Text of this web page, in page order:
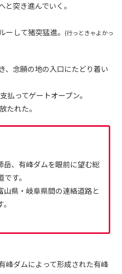
突き進んでいく。
ーして猪突猛進。 (行っときゃよかっ
、念願の地の入口にたどり着い
払ってゲートオープン。
たれた。
岳、有峰ダムを眼前に望む総
す。
山県・岐阜県間の連絡道路と
峰ダムによって形成された有峰